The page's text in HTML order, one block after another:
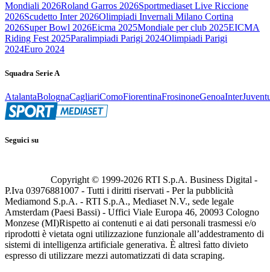
Mondiali 2026Roland Garros 2026Sportmediaset Live Riccione
2026Scudetto Inter 2026Olimpiadi Invernali Milano Cortina
2026Super Bowl 2026Eicma 2025Mondiale per club 2025EICMA
Riding Fest 2025Paralimpiadi Parigi 2024Olimpiadi Parigi
2024Euro 2024
Squadra Serie A
AtalantaBolognaCagliariComoFiorentinaFrosinoneGenoaInter
Seguici su
Copyright © 1999-2026 RTI S.p.A. Business Digital -
P.Iva 03976881007 - Tutti i diritti riservati - Per la pubblicità
Mediamond S.p.A. - RTI S.p.A., Mediaset N.V., sede legale
Amsterdam (Paesi Bassi) - Uffici Viale Europa 46, 20093 Cologno
Monzese (MI)Rispetto ai contenuti e ai dati personali trasmessi e/o
riprodotti è vietata ogni utilizzazione funzionale all’addestramento di
sistemi di intelligenza artificiale generativa. È altresì fatto divieto
espresso di utilizzare mezzi automatizzati di data scraping.